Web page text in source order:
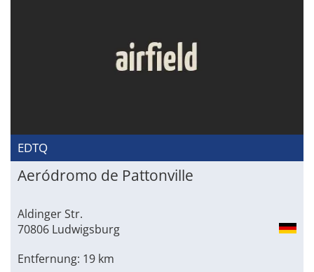
EDTQ
Aeródromo de Pattonville
Aldinger Str.
70806 Ludwigsburg
Entfernung: 19 km